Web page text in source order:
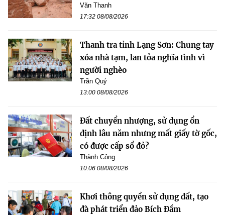
Văn Thanh
17:32 08/08/2026
Thanh tra tỉnh Lạng Sơn: Chung tay
xóa nhà tạm, lan tỏa nghĩa tình vì
người nghèo
Trần Quý
13:00 08/08/2026
Đất chuyển nhượng, sử dụng ổn
định lâu năm nhưng mất giấy tờ gốc,
có được cấp sổ đỏ?
Thành Công
10:06 08/08/2026
Khơi thông quyền sử dụng đất, tạo
đà phát triển đảo Bích Đầm